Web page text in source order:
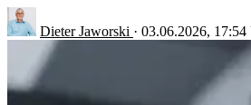
Dieter Jaworski · 03.06.2026, 17:54